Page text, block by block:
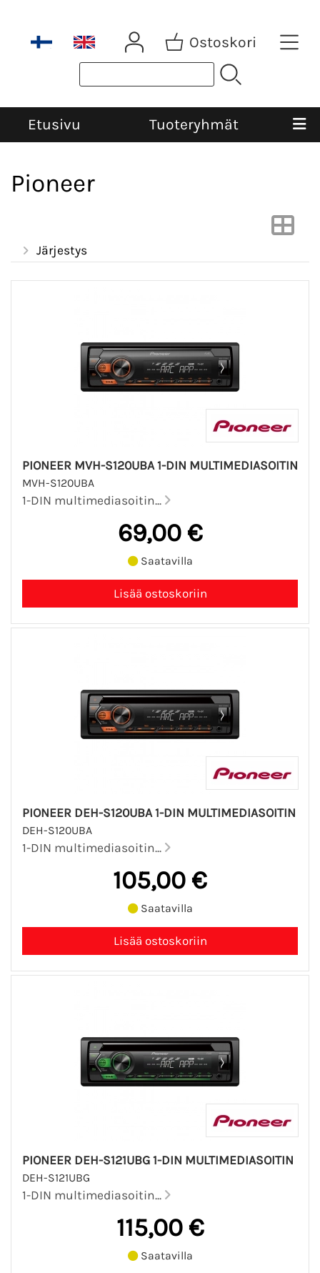
Ostoskori
Etusivu Tuoteryhmät
Pioneer
Järjestys
PIONEER MVH-S120UBA 1-DIN MULTIMEDIASOITIN
MVH-S120UBA
1-DIN multimediasoitin...
69,00 €
Saatavilla
PIONEER DEH-S120UBA 1-DIN MULTIMEDIASOITIN
DEH-S120UBA
1-DIN multimediasoitin...
105,00 €
Saatavilla
PIONEER DEH-S121UBG 1-DIN MULTIMEDIASOITIN
DEH-S121UBG
1-DIN multimediasoitin...
115,00 €
Saatavilla